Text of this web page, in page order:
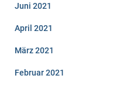
Juni 2021
April 2021
März 2021
Februar 2021